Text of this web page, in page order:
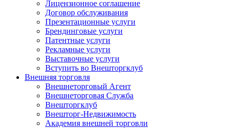
Лицензионное соглашение
Договор обслуживания
Презентационные услуги
Брендинговые услуги
Патентные услуги
Рекламные услуги
Выставочные услуги
Вступить во Внешторгклуб
Внешняя торговля
Внешнеторговый Агент
Внешнеторговая Служба
Внешторгклуб
Внешторг-Недвижимость
Академия внешней торговли